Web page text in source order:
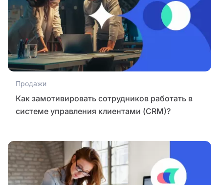
Продажи
Как замотивировать сотрудников работать в
системе управления клиентами (CRM)?